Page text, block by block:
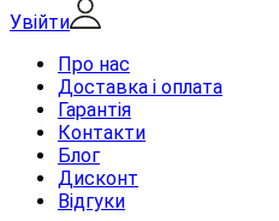
Увійти
Про нас
Доставка і оплата
Гарантія
Контакти
Блог
Дисконт
Відгуки